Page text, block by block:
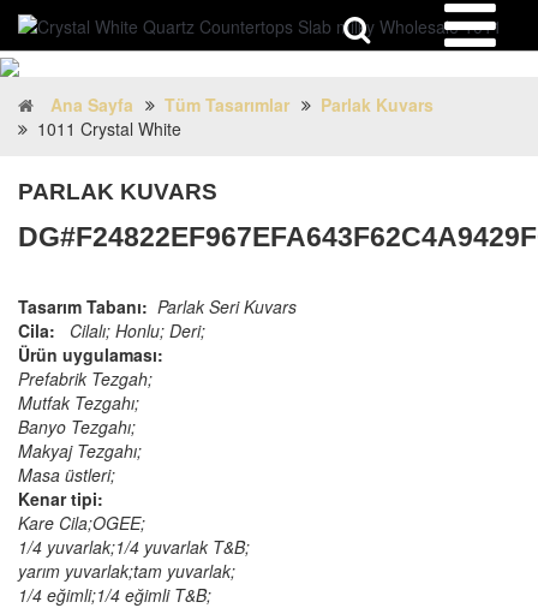
Ana Sayfa Tüm Tasarımlar
Parlak Kuvars
1011 Crystal White
PARLAK KUVARS
Tasarım Tabanı: Parlak Seri Kuvars
Cila:
Cilalı; Honlu; Deri;
Ürün uygulaması:
Prefabrik Tezgah;
Mutfak Tezgahı;
Banyo Tezgahı;
Makyaj Tezgahı;
Masa üstleri;
Kenar tipi:
Kare Cila;OGEE;
1/4 yuvarlak;1/4 yuvarlak T&B;
yarım yuvarlak;tam yuvarlak;
1/4 eğimli;1/4 eğimli T&B;